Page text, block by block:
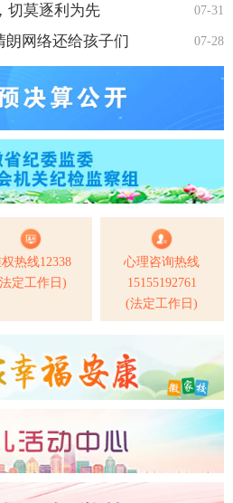
07-31
切莫逐利为先
07-28
朗网络还给孩子们
热线12338
定工作日)
心理咨询热线
15155192761
(法定工作日)